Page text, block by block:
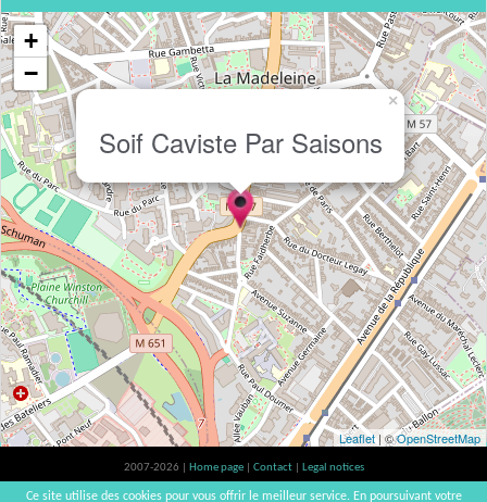
Soif Caviste Par Saisons
×
+
−
Leaflet| ©OpenStreetMap
2007-2026 | Home page Contact
Legal notices
Alcohol abuse is bad for your health, please consume in moderation | vinsnaturels |
Ce site utilise des cookies pour vous offrir le meilleur service. En poursuivant votre